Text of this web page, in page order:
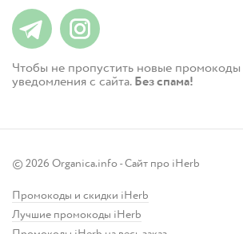
Чтобы не пропустить новые
уведомления с сайта. Без спама!
© 2026 Organica.info - Сайт про iHerb
Промокоды и скидки iHerb
Лучшие промокоды iHerb